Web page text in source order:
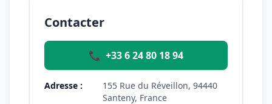
Contacter
📞 +33 6 24 80 18 94
Adresse :
155 Rue du Réveillon, 94440
Santeny, France